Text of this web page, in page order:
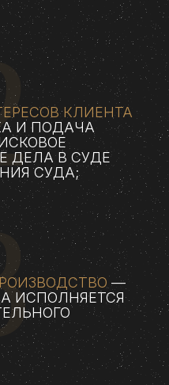
КЛИЕНТА
И ПОДАЧА
ДЕЛА В СУДЕ
СУДА;
—
ИСПОЛНЯЕТСЯ